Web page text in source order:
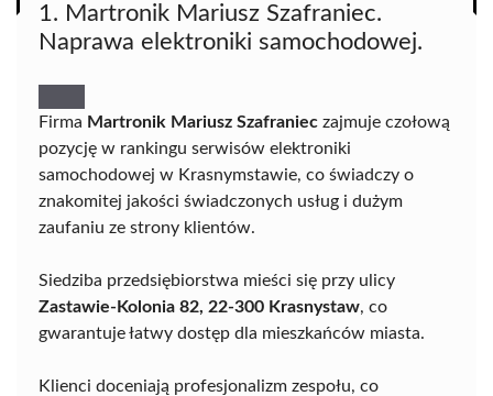
1. Martronik Mariusz Szafraniec.
Naprawa elektroniki samochodowej.
Firma Martronik Mariusz Szafraniec zajmuje czołową
pozycję w rankingu serwisów elektroniki
samochodowej w Krasnymstawie, co świadczy o
znakomitej jakości świadczonych usług i dużym
zaufaniu ze strony klientów.
Siedziba przedsiębiorstwa mieści się przy ulicy
Zastawie-Kolonia 82, 22-300 Krasnystaw, co
gwarantuje łatwy dostęp dla mieszkańców miasta.
Klienci doceniają profesjonalizm zespołu, co